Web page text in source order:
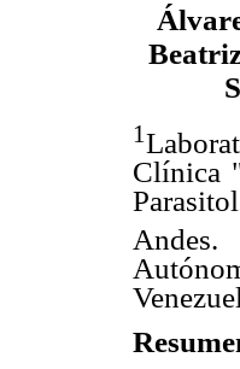
1
Clínica
Andes.